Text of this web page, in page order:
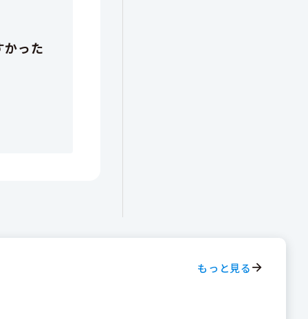
もっと見る